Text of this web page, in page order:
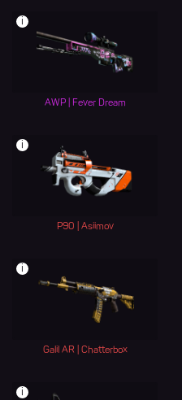
i
AWP | Fever Dream
i
P90 | Asiimov
i
Galil AR | Chatterbox
i